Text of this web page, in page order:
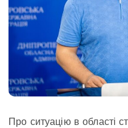
Про ситуацію в області